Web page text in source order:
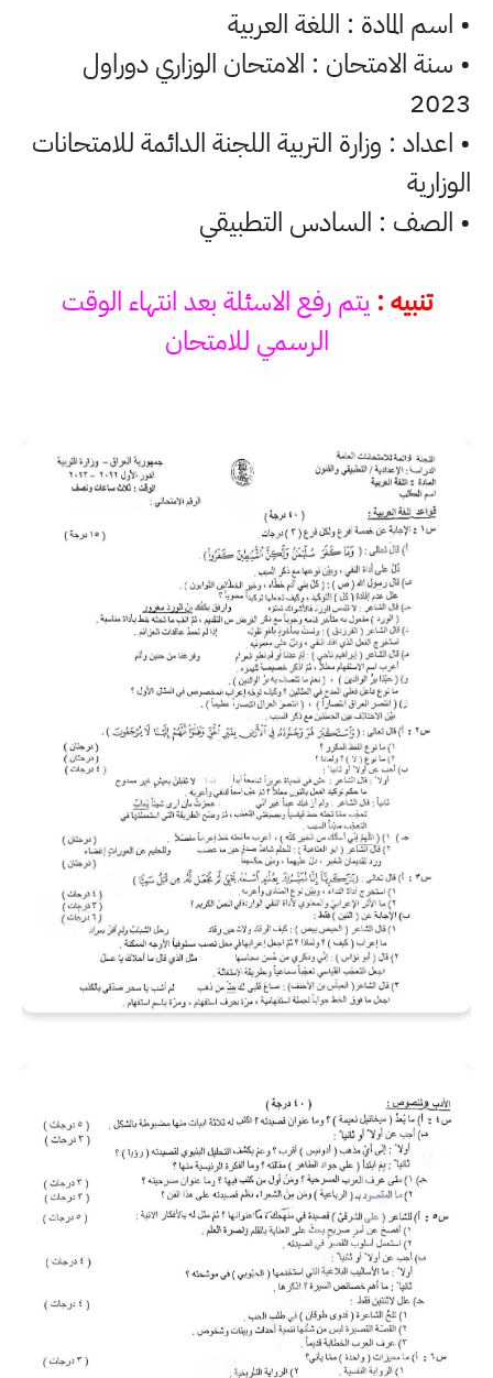
• اسم المادة : اللغة العربية
• سنة الامتحان : الامتحان الوزاري دوراول
2023
• اعداد : وزارة التربية اللجنة الدائمة للامتحانات
الوزارية
• الصف : السادس التطبيقي
تنبيه : يتم رفع الاسئلة بعد انتهاء الوقت
الرسمي للامتحان